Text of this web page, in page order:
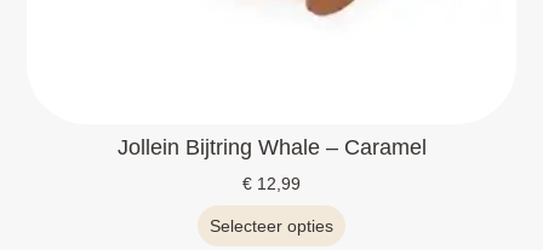
Jollein Bijtring Whale – Caramel
€ 12,99
Selecteer opties